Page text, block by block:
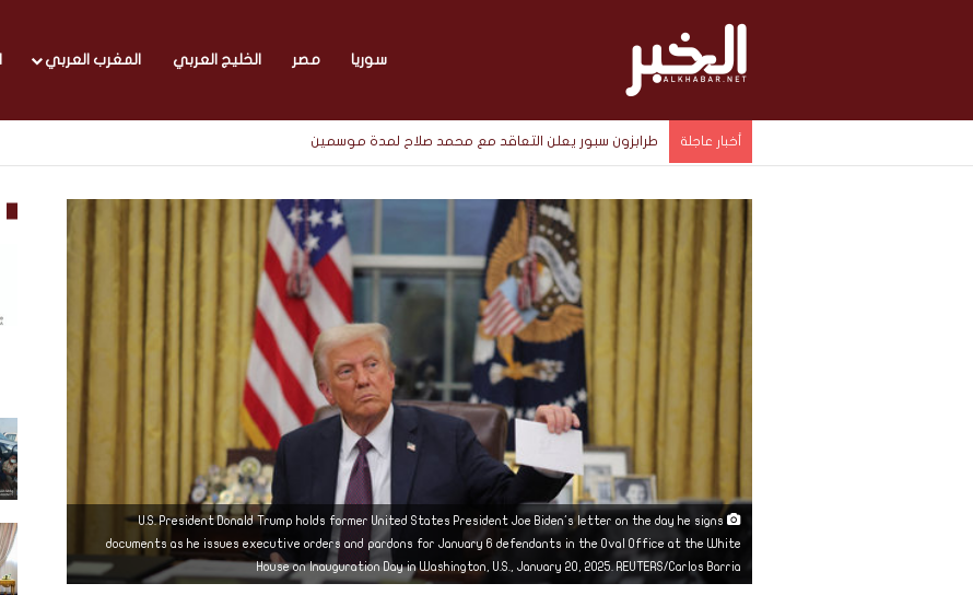
سوريا مصر الخليج العربي المغرب العربي
أخبار عاجلة طرابزون سبور يعلن التعاقد مع محمد صلاح لمدة موسمين
U.S. President Donald Trump holds former United States President Joe Biden's letter on the day he signs
documents as he issues executive orders and pardons for January 6 defendants in the Oval Office at the White
House on Inauguration Day in Washington, U.S., January 20, 2025. REUTERS/Carlos Barria